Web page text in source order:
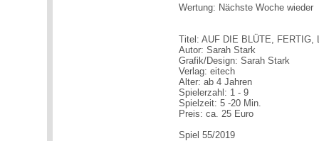
Wertung: Nächste Woche wieder
Titel: AUF DIE BLÜTE, FERTIG,
Autor: Sarah Stark
Grafik/Design: Sarah Stark
Verlag: eitech
Alter: ab 4 Jahren
Spielerzahl: 1 - 9
Spielzeit: 5 -20 Min.
Preis: ca. 25 Euro
Spiel 55/2019